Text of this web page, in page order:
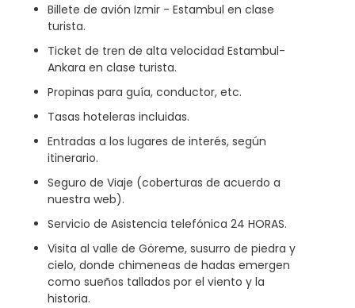
Billete de avión Izmir - Estambul en clase
turista.
Ticket de tren de alta velocidad Estambul-
Ankara en clase turista.
Propinas para guía, conductor, etc.
Tasas hoteleras incluidas.
Entradas a los lugares de interés, según
itinerario.
Seguro de Viaje (coberturas de acuerdo a
nuestra web).
Servicio de Asistencia telefónica 24 HORAS.
Visita al valle de Göreme, susurro de piedra y
cielo, donde chimeneas de hadas emergen
como sueños tallados por el viento y la
historia.